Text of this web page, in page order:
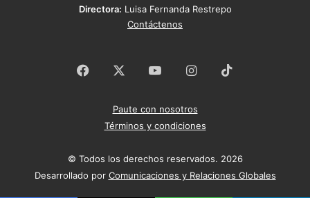
Directora: Luisa Fernanda Restrepo
Contáctenos
Facebook YouTubeInstagram
Paute con nosotros
Términos y condiciones
© Todos los derechos reservados. 2026
Desarrollado por Comunicaciones y Relaciones Globales